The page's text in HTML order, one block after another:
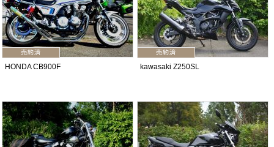
HONDA CB900F kawasaki Z250SL